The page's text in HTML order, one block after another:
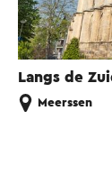
Langs de
Meerssen